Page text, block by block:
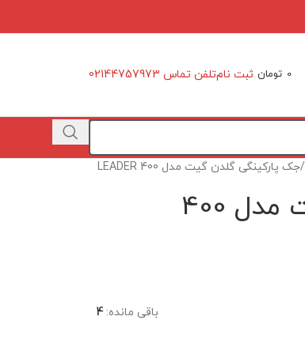
تومان ثبت نامتلفن تماس 02144757973
جک پارکینگی گلدن گیت مدل 400 LEADER
جک پارکینگی گلدن گیت مدل 400
باقی مانده: 4